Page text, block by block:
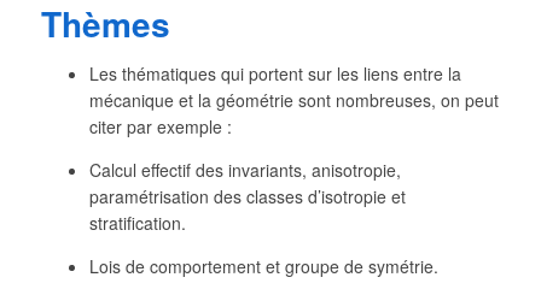
Thèmes
Les thématiques qui portent sur les liens entre la
mécanique et la géométrie sont nombreuses, on peut
citer par exemple :
Calcul effectif des invariants, anisotropie,
paramétrisation des classes d’isotropie et
stratification.
Lois de comportement et groupe de symétrie.